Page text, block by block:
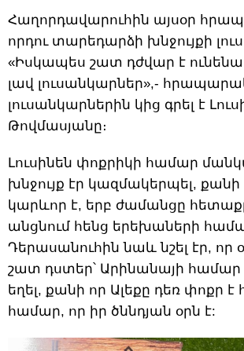
Հաղորդավարուհին այսօր
որդու տարեդարձի խնջույքի
«Իսկապես շատ դժվար է
լավ լուսանկարներ»,-
լուսանկարներին կից գրել է
Թովմասյանը։
Լուսինեն փոքրիկի համար
խնջույք էր կազմակերպել,
կարևոր է, երբ ժամանցը
անցնում հենց երեխաների
Դերասանուհին նաև նշել էր, որ
շատ դստեր՝ Արինանայի համար
եղել, քանի որ Ալեքը դեռ փոքր
համար, որ իր ծննդյան օրն է: